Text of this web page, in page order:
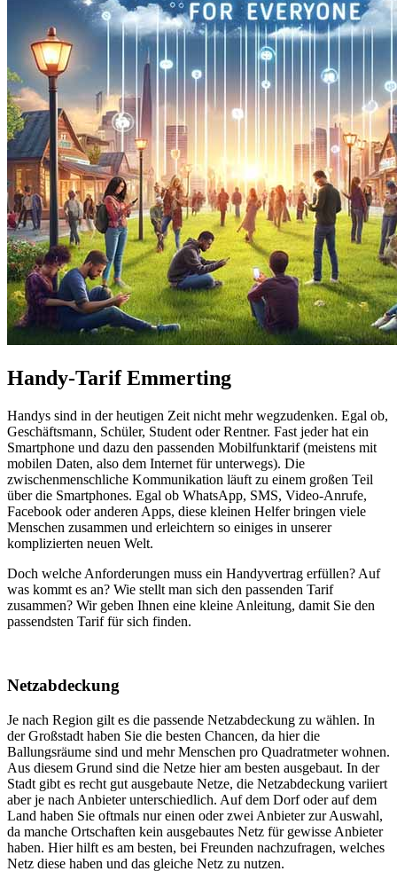
Handy-Tarif Emmerting
Handys sind in der heutigen Zeit nicht mehr wegzudenken. Egal ob,
Geschäftsmann, Schüler, Student oder Rentner. Fast jeder hat ein
Smartphone und dazu den passenden Mobilfunktarif (meistens mit
mobilen Daten, also dem Internet für unterwegs). Die
zwischenmenschliche Kommunikation läuft zu einem großen Teil
über die Smartphones. Egal ob WhatsApp, SMS, Video-Anrufe,
Facebook oder anderen Apps, diese kleinen Helfer bringen viele
Menschen zusammen und erleichtern so einiges in unserer
komplizierten neuen Welt.
Doch welche Anforderungen muss ein Handyvertrag erfüllen? Auf
was kommt es an? Wie stellt man sich den passenden Tarif
zusammen? Wir geben Ihnen eine kleine Anleitung, damit Sie den
passendsten Tarif für sich finden.
Netzabdeckung
Je nach Region gilt es die passende Netzabdeckung zu wählen. In
der Großstadt haben Sie die besten Chancen, da hier die
Ballungsräume sind und mehr Menschen pro Quadratmeter wohnen.
Aus diesem Grund sind die Netze hier am besten ausgebaut. In der
Stadt gibt es recht gut ausgebaute Netze, die Netzabdeckung variiert
aber je nach Anbieter unterschiedlich. Auf dem Dorf oder auf dem
Land haben Sie oftmals nur einen oder zwei Anbieter zur Auswahl,
da manche Ortschaften kein ausgebautes Netz für gewisse Anbieter
haben. Hier hilft es am besten, bei Freunden nachzufragen, welches
Netz diese haben und das gleiche Netz zu nutzen.